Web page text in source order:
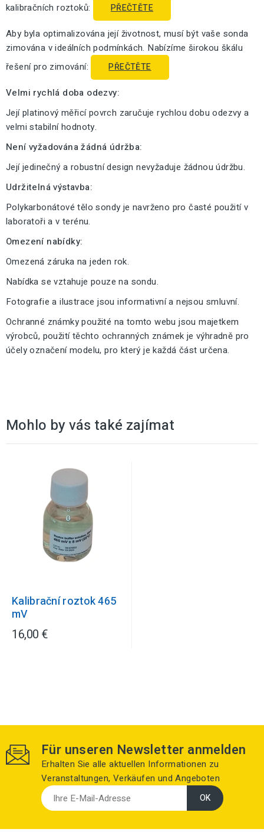
kalibračních roztoků:
PŘEČTĚTE
Aby byla optimalizována její životnost, musí být vaše sonda
zimována v ideálních podmínkách. Nabízíme širokou škálu
řešení pro zimování:
PŘEČTĚTE
Velmi rychlá doba odezvy:
Její platinový měřicí povrch zaručuje rychlou dobu odezvy a
velmi stabilní hodnoty.
Není vyžadována žádná údržba:
Její jedinečný a robustní design nevyžaduje žádnou údržbu.
Udržitelná výstavba:
Polykarbonátové tělo sondy je navrženo pro časté použití v
laboratoři a v terénu.
Omezení nabídky:
Omezená záruka na jeden rok.
Nabídka se vztahuje pouze na sondu.
Fotografie a ilustrace jsou informativní a nejsou smluvní.
Ochranné známky použité na tomto webu jsou majetkem
výrobců, použití těchto ochranných známek je výhradně pro
účely označení modelu, pro který je každá část určena.
Mohlo by vás také zajímat
Kalibrační roztok 465
mV
16,00 €
Für unseren Newsletter anmelden
Erhalten Sie alle aktuellen Informationen zu
Veranstaltungen, Verkäufen und Angeboten